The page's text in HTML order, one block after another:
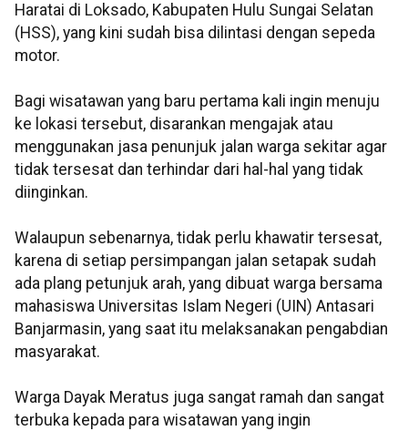
Haratai di Loksado, Kabupaten Hulu Sungai Selatan
(HSS), yang kini sudah bisa dilintasi dengan sepeda
motor.
Bagi wisatawan yang baru pertama kali ingin menuju
ke lokasi tersebut, disarankan mengajak atau
menggunakan jasa penunjuk jalan warga sekitar agar
tidak tersesat dan terhindar dari hal-hal yang tidak
diinginkan.
Walaupun sebenarnya, tidak perlu khawatir tersesat,
karena di setiap persimpangan jalan setapak sudah
ada plang petunjuk arah, yang dibuat warga bersama
mahasiswa Universitas Islam Negeri (UIN) Antasari
Banjarmasin, yang saat itu melaksanakan pengabdian
masyarakat.
Warga Dayak Meratus juga sangat ramah dan sangat
terbuka kepada para wisatawan yang ingin